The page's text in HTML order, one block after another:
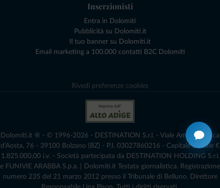
Inserzionisti
Entra in Dolomiti
Pubblicità su Dolomiti.it
Il tuo banner su Dolomiti.it
Email marketing a 100.000 contatti B2C Dolomiti
Rivedi preferenze cookies
Dolomiti.it ® - © 1996-2026 - DESTINATION S.r.l. - Viale Amedeo Duca
d'Aosta, 76 - 39100 Bolzano (BZ) - P.I. 03027860216 - Capitale Sociale €
1.825.000,00 i.v. - Società partecipata da DESTINATION HOLDING S.r.l.
e FUNIVIE ARABBA S.p.a. | Dolomiti.it Testata giornalistica. Registrazione
numero 235 del 21 marzo 2012 presso il Tribunale di Belluno.­ Direttore